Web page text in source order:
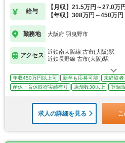
給与
【月収】21.5万円～27.0万円
【年収】308万円～450万円
勤務地 大阪府 羽曳野市
アクセス
近鉄南大阪線 古市(大阪)駅
近鉄長野線 古市(大阪)駅
年収450万円以上可 新卒も応募可能 未経験
産休・育休取得実績有り
店舗数30以上 登録
求人の詳細を見る